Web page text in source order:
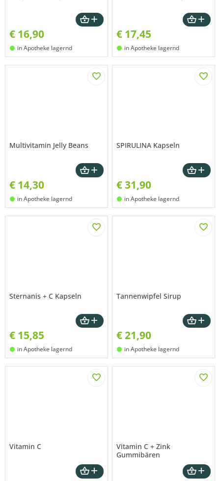
€ 16,90
in Apotheke lagernd
€ 17,45
in Apotheke lagernd
Multivitamin Jelly Beans
€ 14,30
in Apotheke lagernd
SPIRULINA Kapseln
€31,90
in Apotheke lagernd
Sternanis + C Kapseln
€ 15,85
in Apotheke lagernd
Tannenwipfel Sirup
€21,90
in Apotheke lagernd
Vitamin C
Vitamin C + Zink
Gummibären